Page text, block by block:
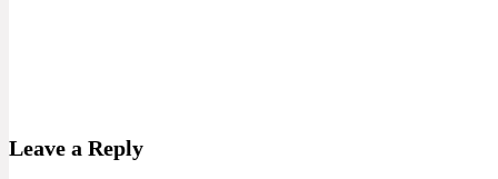
Leave a Reply